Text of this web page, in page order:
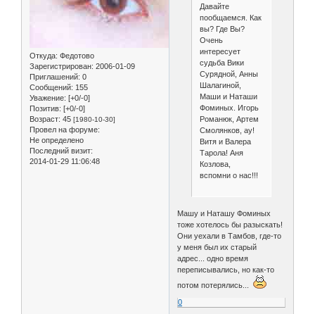
Откуда: Федотово
Зарегистрирован: 2006-01-09
Приглашений: 0
Сообщений: 155
Уважение: [+0/-0]
Позитив: [+0/-0]
Возраст: 45 [1980-10-30]
Провел на форуме:
Не определено
Последний визит:
2014-01-29 11:06:48
Давайте
пообщаемся. Как
вы? Где Вы?
Очень
интересует
судьба Вики
Сурядной, Анны
Шалагиной,
Маши и Наташи
Фоминых. Игорь
Романюк, Артем
Смолянков, ау!
Витя и Валера
Тарола! Аня
Козлова,
вспомни о нас!!!
Машу и Наташу Фоминых
тоже хотелось бы разыскать!
Они уехали в Тамбов, где-то
у меня был их старый
адрес... одно время
переписывались, но как-то
потом потерялись...
0